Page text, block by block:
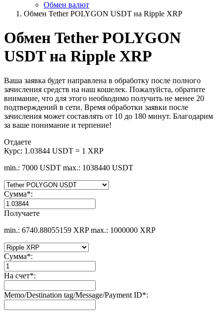
Обмен валют
Обмен Tether POLYGON USDT на Ripple XRP
Обмен Tether POLYGON
USDT на Ripple XRP
Ваша заявка будет направлена в обработку после полного
зачисления средств на наш кошелек. Пожалуйста, обратите
внимание, что для этого необходимо получить не менее 20
подтверждений в сети. Время обработки заявки после
зачисления может составлять от 10 до 180 минут. Благодарим
за ваше понимание и терпение!
Отдаете
Курс: 1.03844 USDT = 1 XRP
min.: 7000 USDT max.: 1038440 USDT
Сумма*:
Получаете
min.: 6740.88055159 XRP max.: 1000000 XRP
Сумма*:
На счет*:
Memo/Destination tag/Message/Payment ID*: